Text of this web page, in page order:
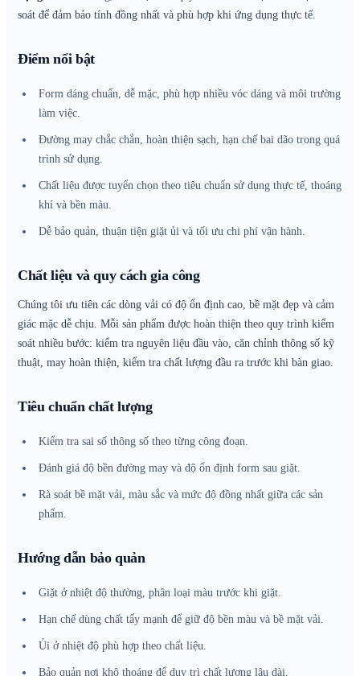
soát để đảm bảo tính đồng nhất và phù hợp khi ứng dụng thực tế.
Điểm nổi bật
Form dáng chuẩn, dễ mặc, phù hợp nhiều vóc dáng và môi trường
làm việc.
Đường may chắc chắn, hoàn thiện sạch, hạn chế bai dão trong quá
trình sử dụng.
Chất liệu được tuyển chọn theo tiêu chuẩn sử dụng thực tế, thoáng
khí và bền màu.
Dễ bảo quản, thuận tiện giặt ủi và tối ưu chi phí vận hành.
Chất liệu và quy cách gia công
Chúng tôi ưu tiên các dòng vải có độ ổn định cao, bề mặt đẹp và cảm
giác mặc dễ chịu. Mỗi sản phẩm được hoàn thiện theo quy trình kiểm
soát nhiều bước: kiểm tra nguyên liệu đầu vào, căn chỉnh thông số kỹ
thuật, may hoàn thiện, kiểm tra chất lượng đầu ra trước khi bàn giao.
Tiêu chuẩn chất lượng
Kiểm tra sai số thông số theo từng công đoạn.
Đánh giá độ bền đường may và độ ổn định form sau giặt.
Rà soát bề mặt vải, màu sắc và mức độ đồng nhất giữa các sản
phẩm.
Hướng dẫn bảo quản
Giặt ở nhiệt độ thường, phân loại màu trước khi giặt.
Hạn chế dùng chất tẩy mạnh để giữ độ bền màu và bề mặt vải.
Ủi ở nhiệt độ phù hợp theo chất liệu.
Bảo quản nơi khô thoáng để duy trì chất lượng lâu dài.